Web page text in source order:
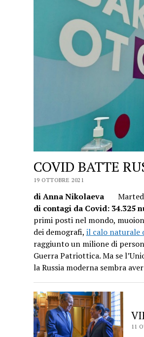
COVID BATTE
19 OTTOBRE 2021
di Anna NikolaevaMartedì
di contagi da Covid: 34.325
primi posti nel mondo,
dei demografi, il calo naturale
raggiunto un milione di
Guerra Patriottica. Ma se
la Russia moderna sembra
11